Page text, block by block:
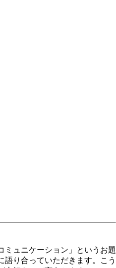
ミュニケーション」というお題
語り合っていただきます。こう